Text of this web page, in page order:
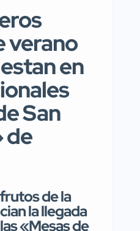
verano
en
San
de
de la
la llegada
«Mesas de